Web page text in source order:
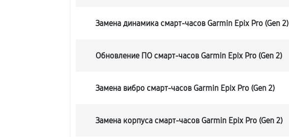
Замена динамика смарт-часов Garmin Epix Pro (Gen 2)
Обновление ПО смарт-часов Garmin Epix Pro (Gen 2)
Замена вибро смарт-часов Garmin Epix Pro (Gen 2)
Замена корпуса смарт-часов Garmin Epix Pro (Gen 2)